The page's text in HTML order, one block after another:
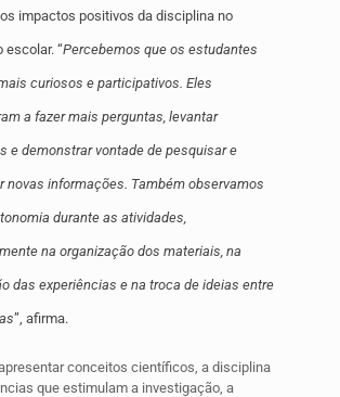
impactos positivos da disciplina no
escolar. “Percebemos que os estudantes
curiosos e participativos. Eles
a fazer mais perguntas, levantar
e demonstrar vontade de pesquisar e
novas informações. Também observamos
durante as atividades,
na organização dos materiais, na
das experiências e na troca de ideias entre
”, afirma.
conceitos científicos, a disciplina
que estimulam a investigação, a